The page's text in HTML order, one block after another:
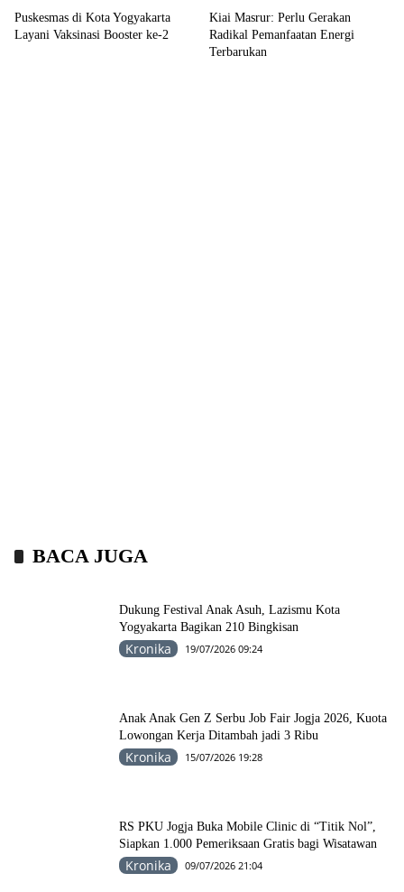
Puskesmas di Kota Yogyakarta
Layani Vaksinasi Booster ke-2
Kiai Masrur: Perlu Gerakan
Radikal Pemanfaatan Energi
Terbarukan
BACA JUGA
Dukung Festival Anak Asuh, Lazismu Kota
Yogyakarta Bagikan 210 Bingkisan
Kronika 19/07/2026 09:24
Anak Anak Gen Z Serbu Job Fair Jogja 2026, Kuota
Lowongan Kerja Ditambah jadi 3 Ribu
Kronika 15/07/2026 19:28
RS PKU Jogja Buka Mobile Clinic di “Titik Nol”,
Siapkan 1.000 Pemeriksaan Gratis bagi Wisatawan
Kronika 09/07/2026 21:04